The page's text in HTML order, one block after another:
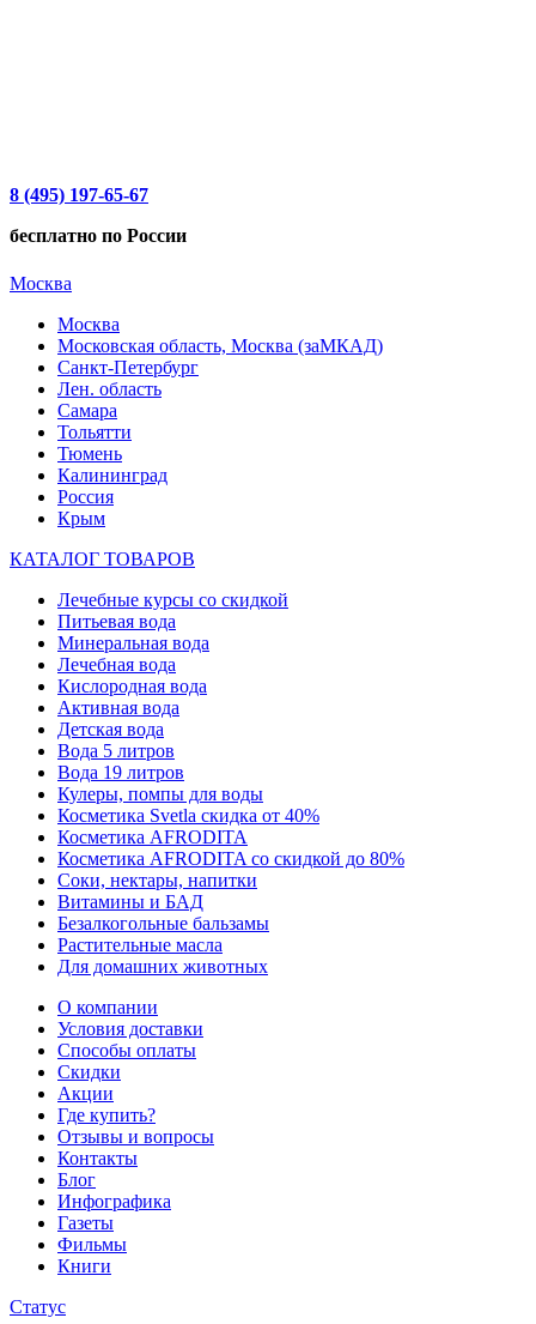
8 (495) 197-65-67
бесплатно по России
Москва
Москва
Московская область, Москва (заМКАД)
Санкт-Петербург
Лен. область
Самара
Тольятти
Тюмень
Калининград
Россия
Крым
КАТАЛОГ ТОВАРОВ
Лечебные курсы со скидкой
Питьевая вода
Минеральная вода
Лечебная вода
Кислородная вода
Активная вода
Детская вода
Вода 5 литров
Вода 19 литров
Кулеры, помпы для воды
Косметика Svetla скидка от 40%
Косметика AFRODITA
Косметика AFRODITA со скидкой до 80%
Соки, нектары, напитки
Витамины и БАД
Безалкогольные бальзамы
Растительные масла
Для домашних животных
О компании
Условия доставки
Способы оплаты
Скидки
Акции
Где купить?
Отзывы и вопросы
Контакты
Блог
Инфографика
Газеты
Фильмы
Книги
Статус